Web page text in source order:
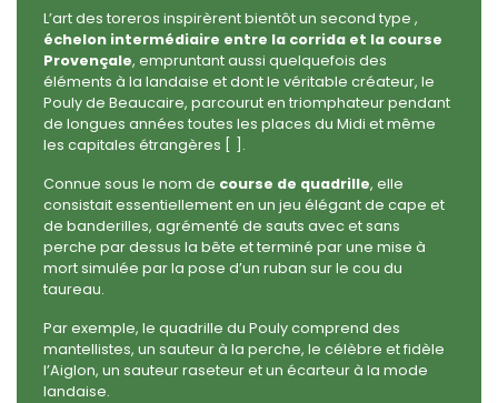
L’art des toreros inspirèrent bientôt un second type ,
échelon intermédiaire entre la corrida et la course
Provençale, empruntant aussi quelquefois des
éléments à la landaise et dont le véritable créateur, le
Pouly de Beaucaire, parcourut en triomphateur pendant
de longues années toutes les places du Midi et même
les capitales étrangères
.
Connue sous le nom de course de quadrille, elle
consistait essentiellement en un jeu élégant de cape et
de banderilles, agrémenté de sauts avec et sans
perche par dessus la bête et terminé par une mise à
mort simulée par la pose d’un ruban sur le cou du
taureau.
Par exemple, le quadrille du Pouly comprend des
mantellistes, un sauteur à la perche, le célèbre et fidèle
l’Aiglon, un sauteur raseteur et un écarteur à la mode
landaise.